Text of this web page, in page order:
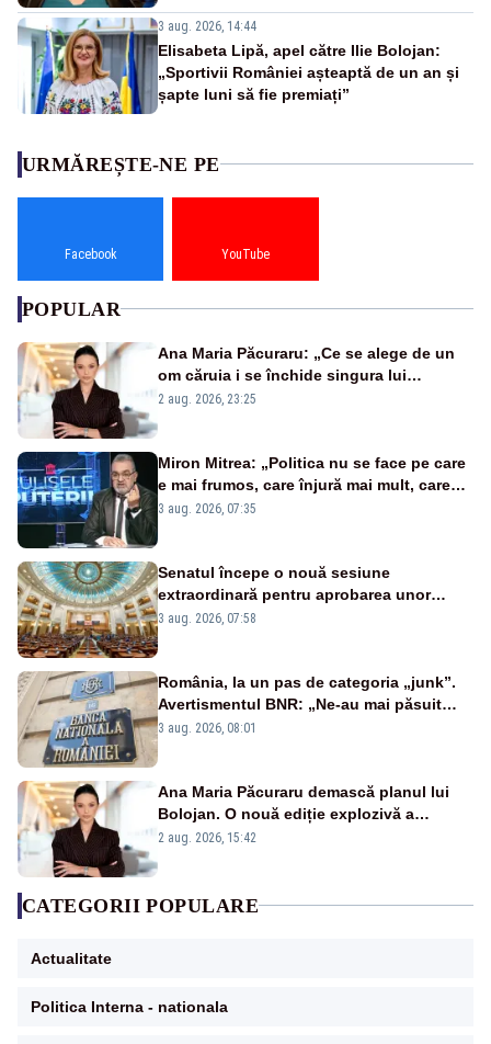
3 aug. 2026, 14:44
Elisabeta Lipă, apel către Ilie Bolojan:
„Sportivii României așteaptă de un an și
șapte luni să fie premiați”
URMĂREȘTE-NE PE
Facebook YouTube
POPULAR
Ana Maria Păcuraru: „Ce se alege de un
om căruia i se închide singura lui
portiță?”
2 aug. 2026, 23:25
Miron Mitrea: „Politica nu se face pe care
e mai frumos, care înjură mai mult, care
țipă mai tare, ci pe proiecte”
3 aug. 2026, 07:35
Senatul începe o nouă sesiune
extraordinară pentru aprobarea unor
jaloane din PNRR
3 aug. 2026, 07:58
România, la un pas de categoria „junk”.
Avertismentul BNR: „Ne-au mai păsuit
pentru câteva luni”
3 aug. 2026, 08:01
Ana Maria Păcuraru demască planul lui
Bolojan. O nouă ediție explozivă a
emisiunii „Miza Zilei” la Realitatea PLUS
2 aug. 2026, 15:42
CATEGORII POPULARE
Actualitate
Politica Interna - nationala